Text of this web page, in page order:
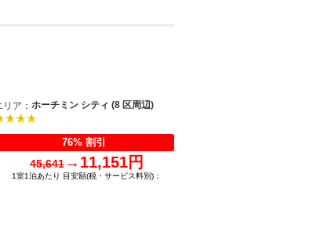
リア： ホーチミン シティ (8 区周辺)
76% 割引
45,641→ 11,151円
1室1泊あたり 目安額(税・サービス料別)：